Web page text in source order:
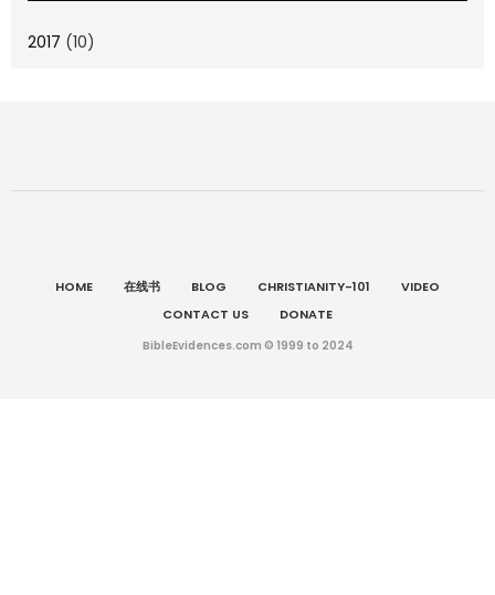
2017 (10)
HOME 在线书 BLOG CHRISTIANITY-101
VIDEO
CONTACT US
DONATE
BibleEvidences.com © 1999 to 2024